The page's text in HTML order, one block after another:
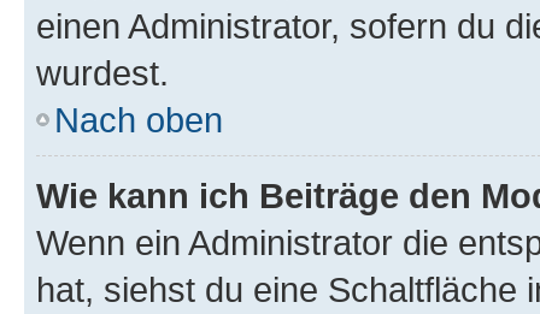
einen Administrator, sofern du
wurdest.
Nach oben
Wie kann ich Beiträge den
Wenn ein Administrator die
hat, siehst du eine Schaltfläche